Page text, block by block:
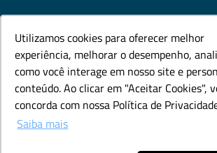
Utilizamos cookies para oferecer melhor
experiência, melhorar o desempenho,
como você interage em nosso site e
conteúdo. Ao clicar em "Aceitar Cookies",
concorda com nossa Política de
Saiba mais
Utilizamos cookies para oferecer melhor
experiência, melhorar o desempenho,
como você interage em nosso site e
conteúdo. Ao clicar em "Aceitar Cookies",
concorda com nossa Política de
Saiba mais
© Todos os direitos reservados. Goedert Ltda -